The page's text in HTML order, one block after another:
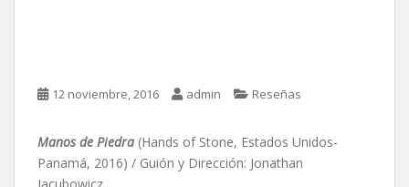
12 noviembre, 2016 admin Reseñas
Manos de Piedra (Hands of Stone, Estados Unidos-
Panamá, 2016) / Guión y Dirección: Jonathan